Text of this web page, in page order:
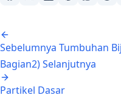
Navigasi artikel
Sebelumnya Tumbuhan
Bagian2)Selanjutnya
Partikel Dasar